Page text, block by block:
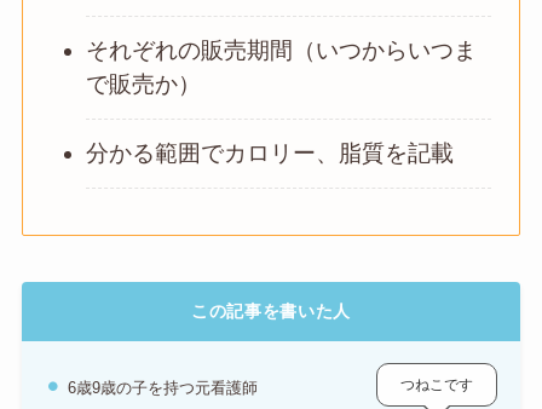
それぞれの販売期間（いつからいつま
で販売か）
分かる範囲でカロリー、脂質を記載
この記事を書いた人
6歳9歳の子を持つ元看護師 つねこです